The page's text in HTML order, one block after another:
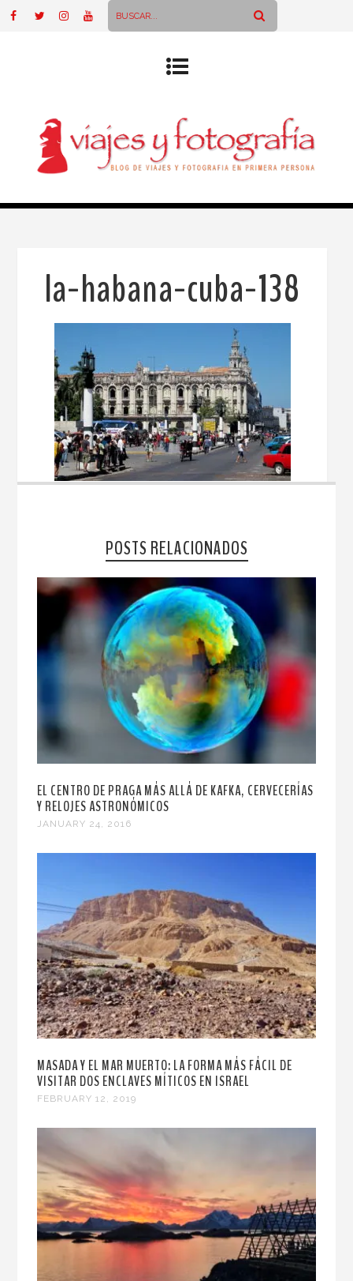
la-habana-cuba-138
POSTS RELACIONADOS
EL CENTRO DE PRAGA MÁS ALLÁ DE KAFKA, CERVECERÍAS
Y RELOJES ASTRONÓMICOS
JANUARY 24, 2016
MASADA Y EL MAR MUERTO: LA FORMA MÁS FÁCIL DE
VISITAR DOS ENCLAVES MÍTICOS EN ISRAEL
FEBRUARY 12, 2019